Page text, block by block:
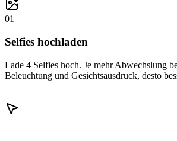
01
Selfies hochladen
Lade 4 Selfies hoch. Je mehr Abwechslung
Beleuchtung und Gesichtsausdruck, desto